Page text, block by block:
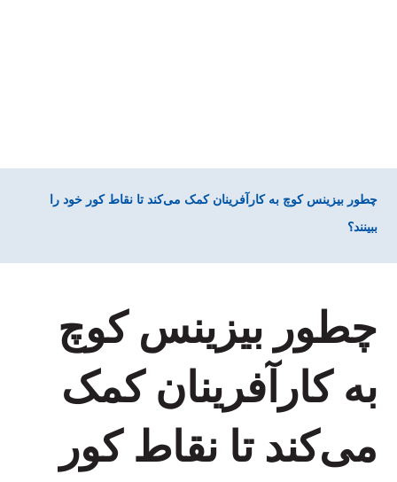
چطور بیزینس کوچ به کارآفرینان کمک می‌کند تا نقاط کور خود را
ببینند؟
چطور بیزینس کوچ
به کارآفرینان کمک
می‌کند تا نقاط کور